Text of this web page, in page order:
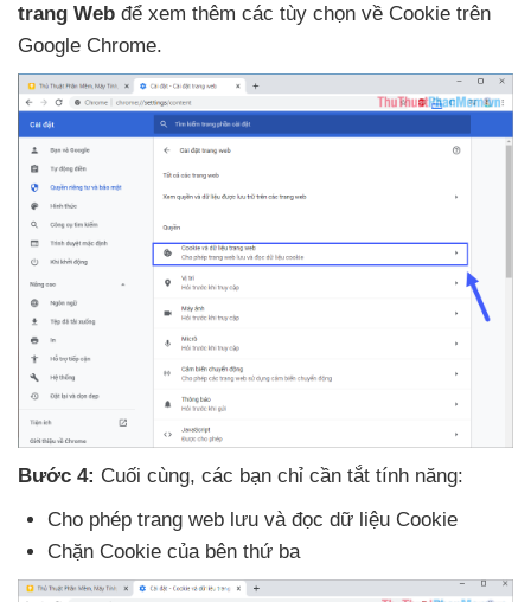
trang Web để xem thêm các tùy chọn về Cookie trên
Google Chrome.
Bước 4: Cuối cùng, các bạn chỉ cần tắt tính năng:
Cho phép trang web lưu và đọc dữ liệu Cookie
Chặn Cookie của bên thứ ba